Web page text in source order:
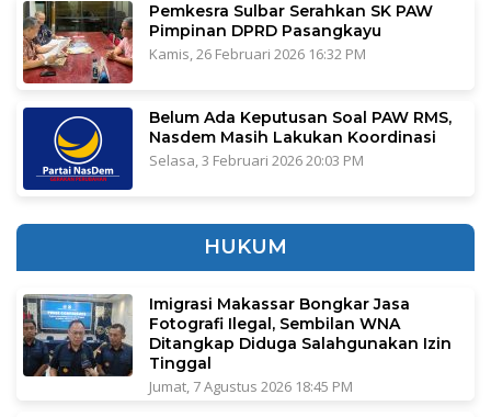
Pemkesra Sulbar Serahkan SK PAW
Pimpinan DPRD Pasangkayu
Kamis, 26 Februari 2026 16:32 PM
Belum Ada Keputusan Soal PAW RMS,
Nasdem Masih Lakukan Koordinasi
Selasa, 3 Februari 2026 20:03 PM
HUKUM
Imigrasi Makassar Bongkar Jasa
Fotografi Ilegal, Sembilan WNA
Ditangkap Diduga Salahgunakan Izin
Tinggal
Jumat, 7 Agustus 2026 18:45 PM